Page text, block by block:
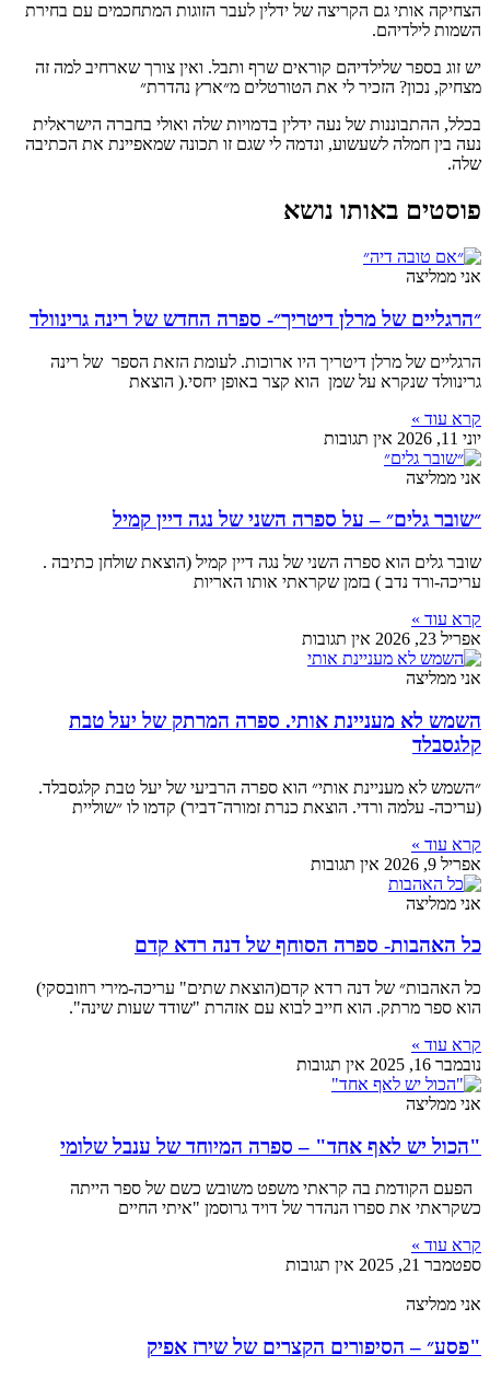
הצחיקה אותי גם הקריצה של ידלין לעבר הזוגות המתחכמים עם בחירת
השמות לילדיהם.
יש זוג בספר שלילדיהם קוראים שרף ותבל. ואין צורך שארחיב למה זה
מצחיק, נכון? הזכיר לי את הטורטלים מ״ארץ נהדרת״
בכלל, ההתבוננות של נעה ידלין בדמויות שלה ואולי בחברה הישראלית
נעה בין חמלה לשעשוע, ונדמה לי שגם זו תכונה שמאפיינת את הכתיבה
שלה.
פוסטים באותו נושא
אני ממליצה
״הרגליים של מרלן דיטריך״- ספרה החדש של רינה גרינוולד
הרגליים של מרלן דיטריך היו ארוכות. לעומת הזאת הספר של רינה
גרינוולד שנקרא על שמן הוא קצר באופן יחסי.( הוצאת
קרא עוד »
יוני 11, 2026
אין תגובות
אני ממליצה
״שובר גלים״ – על ספרה השני של נגה דיין קמיל
שובר גלים הוא ספרה השני של נגה דיין קמיל (הוצאת שולחן כתיבה .
עריכה-ורד נדב ) בזמן שקראתי אותו האריות
קרא עוד »
אפריל 23, 2026
אין תגובות
אני ממליצה
השמש לא מעניינת אותי. ספרה המרתק של יעל טבת
קלגסבלד
״השמש לא מעניינת אותי״ הוא ספרה הרביעי של יעל טבת קלגסבלד.
(עריכה- עלמה ורדי. הוצאת כנרת זמורה־דביר) קדמו לו ״שוליית
קרא עוד »
אפריל 9, 2026
אין תגובות
אני ממליצה
כל האהבות- ספרה הסוחף של דנה רדא קדם
כל האהבות״ של דנה רדא קדם(הוצאת שתים" עריכה-מירי רוזובסקי)
הוא ספר מרתק. הוא חייב לבוא עם אזהרת "שודד שעות שינה".
קרא עוד »
נובמבר 16, 2025
אין תגובות
אני ממליצה
"הכול יש לאף אחד" – ספרה המיוחד של ענבל שלומי
הפעם הקודמת בה קראתי משפט משובש כשם של ספר הייתה
כשקראתי את ספרו הנהדר של דויד גרוסמן "איתי החיים
קרא עוד »
ספטמבר 21, 2025
אין תגובות
אני ממליצה
"פסע״ – הסיפורים הקצרים של שירז אפיק